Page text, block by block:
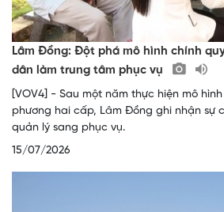
Lâm Đồng: Đột phá mô hình chính
dân làm trung tâm phục vụ
[VOV4] - Sau một năm thực hiện mô
phương hai cấp, Lâm Đồng ghi nhận sự
quản lý sang phục vụ.
15/07/2026